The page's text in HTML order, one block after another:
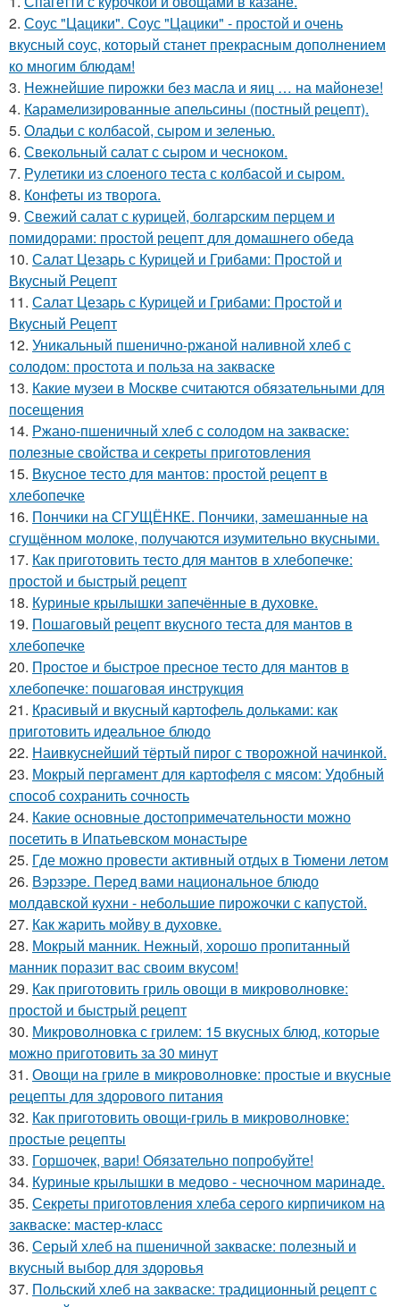
2. Соус "Цацики". Соус "Цацики" - простой и очень
вкусный соус, который станет прекрасным дополнением
ко многим блюдам!
3. Нежнейшие пирожки без масла и яиц … на майонезе!
4. Карамелизированные апельсины (постный рецепт).
5. Оладьи с колбасой, сыром и зеленью.
6. Свекольный салат с сыром и чесноком.
7. Рулетики из слоеного теста с колбасой и сыром.
8. Конфеты из творога.
9. Свежий салат с курицей, болгарским перцем и
помидорами: простой рецепт для домашнего обеда
10. Салат Цезарь с Курицей и Грибами: Простой и
Вкусный Рецепт
11. Салат Цезарь с Курицей и Грибами: Простой и
Вкусный Рецепт
12. Уникальный пшенично-ржаной наливной хлеб с
солодом: простота и польза на закваске
13. Какие музеи в Москве считаются обязательными для
посещения
14. Ржано-пшеничный хлеб с солодом на закваске:
полезные свойства и секреты приготовления
15. Вкусное тесто для мантов: простой рецепт в
хлебопечке
16. Пончики на СГУЩЁНКЕ. Пончики, замешанные на
сгущённом молоке, получаются изумительно вкусными.
17. Как приготовить тесто для мантов в хлебопечке:
простой и быстрый рецепт
18. Куриные крылышки запечённые в духовке.
19. Пошаговый рецепт вкусного теста для мантов в
хлебопечке
20. Простое и быстрое пресное тесто для мантов в
хлебопечке: пошаговая инструкция
21. Красивый и вкусный картофель дольками: как
приготовить идеальное блюдо
22. Наивкуснейший тёртый пирог с творожной начинкой.
23. Мокрый пергамент для картофеля с мясом: Удобный
способ сохранить сочность
24. Какие основные достопримечательности можно
посетить в Ипатьевском монастыре
25. Где можно провести активный отдых в Тюмени летом
26. Вэрзэре. Перед вами национальное блюдо
молдавской кухни - небольшие пирожочки с капустой.
27. Как жарить мойву в духовке.
28. Мокрый манник. Нежный, хорошо пропитанный
манник поразит вас своим вкусом!
29. Как приготовить гриль овощи в микроволновке:
простой и быстрый рецепт
30. Микроволновка с грилем: 15 вкусных блюд, которые
можно приготовить за 30 минут
31. Овощи на гриле в микроволновке: простые и вкусные
рецепты для здорового питания
32. Как приготовить овощи-гриль в микроволновке:
простые рецепты
33. Горшочек, вари! Обязательно попробуйте!
34. Куриные крылышки в медово - чесночном маринаде.
35. Секреты приготовления хлеба серого кирпичиком на
закваске: мастер-класс
36. Серый хлеб на пшеничной закваске: полезный и
вкусный выбор для здоровья
37. Польский хлеб на закваске: традиционный рецепт с